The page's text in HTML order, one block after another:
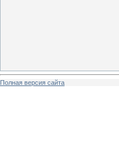
Полная версия сайта